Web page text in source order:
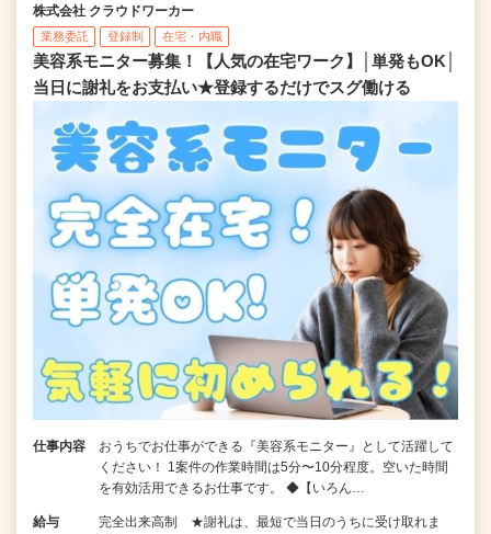
株式会社 クラウドワーカー
業務委託 登録制 在宅・内職
美容系モニター募集！【人気の在宅ワーク】│単発もOK│
当日に謝礼をお支払い★登録するだけでスグ働ける
仕事内容
おうちでお仕事ができる『美容系モニター』として活躍して
ください！ 1案件の作業時間は5分〜10分程度。空いた時間
を有効活用できるお仕事です。 ◆【いろん…
給与
完全出来高制 ★謝礼は、最短で当日のうちに受け取れま